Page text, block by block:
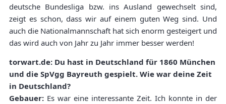
deutsche Bundesliga bzw. ins Ausland gewechselt sind,
zeigt es schon, dass wir auf einem guten Weg sind. Und
auch die Nationalmannschaft hat sich enorm gesteigert und
das wird auch von Jahr zu Jahr immer besser werden!
torwart.de: Du hast in Deutschland für 1860 München
und die SpVgg Bayreuth gespielt. Wie war deine Zeit
in Deutschland?
Gebauer: Es war eine interessante Zeit. Ich konnte in der